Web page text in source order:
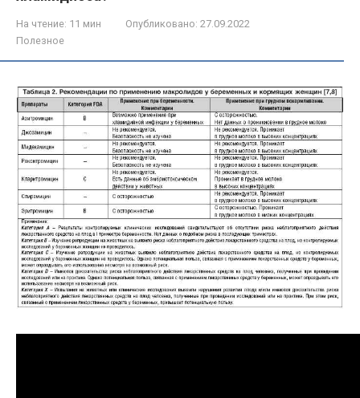
На чтение: 11 мин Опубликовано: 27.09.2022
Полезное